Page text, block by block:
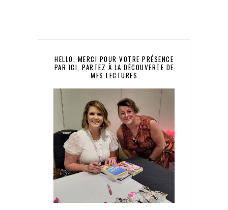
HELLO, MERCI POUR VOTRE PRÉSENCE
PAR ICI, PARTEZ À LA DÉCOUVERTE DE
MES LECTURES